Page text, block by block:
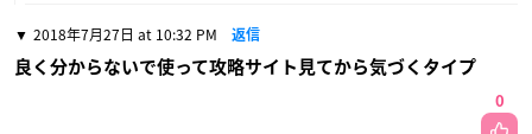
2018年7月27日 at 10:32 PM 返信
良く分からないで使って攻略サイト見てから気づくタイプ
0